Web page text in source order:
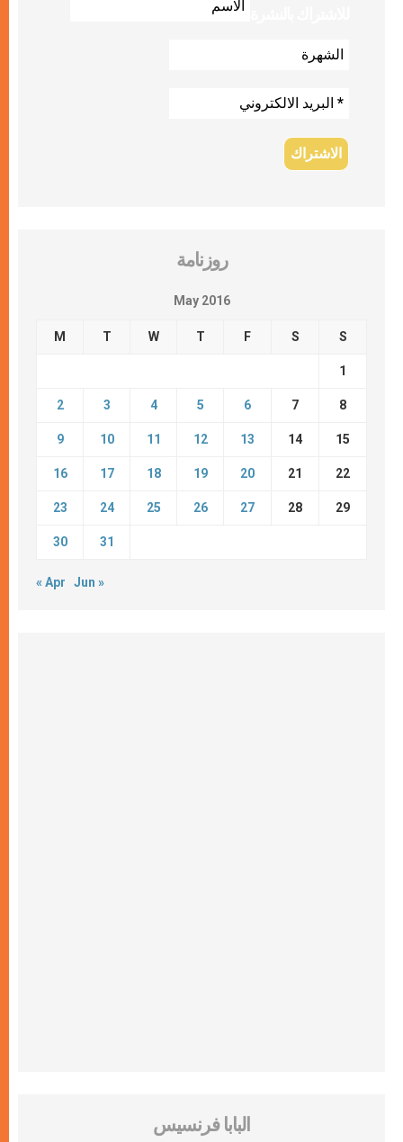
روزنامة
May 2016
M T W T F S S
1
2 3 4 5 6 7 8
9 10 11 12 13 14 15
16 17 18 19 20 21 22
23 24 25 26 27 28 29
30 31
« Apr Jun »
البابا فرنسيس